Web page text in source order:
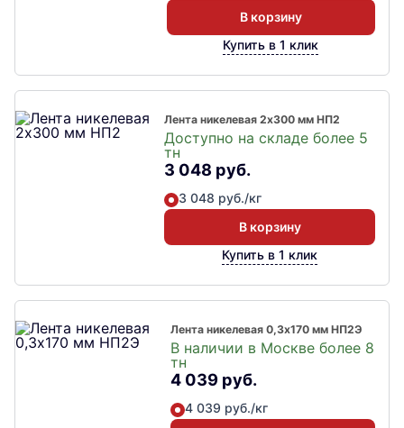
В корзину
Купить в 1 клик
Лента никелевая 2х300 мм НП2
Доступно на складе более 5
тн
3 048 руб.
3 048 руб./кг
В корзину
Купить в 1 клик
Лента никелевая 0,3х170 мм НП2Э
В наличии в Москве более 8
тн
4 039 руб.
4 039 руб./кг